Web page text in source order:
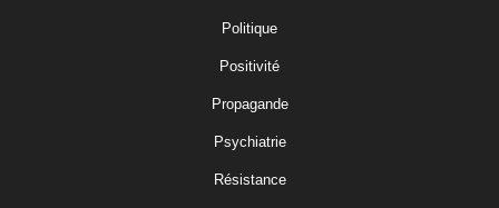
Politique
Positivité
Propagande
Psychiatrie
Résistance